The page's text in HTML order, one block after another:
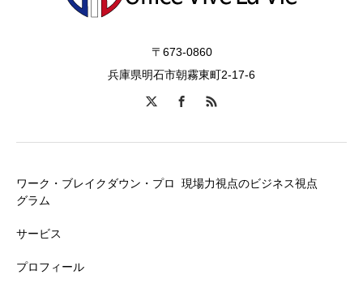
〒673-0860
兵庫県明石市朝霧東町2-17-6
ワーク・ブレイクダウン・プロ
グラム
サービス
プロフィール
現場力視点のビジネス視点